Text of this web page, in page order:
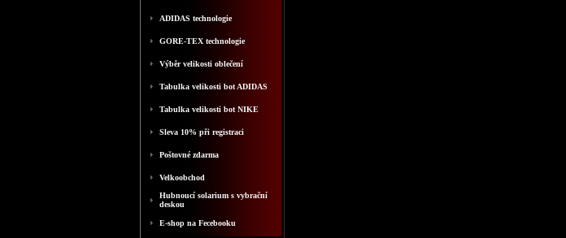
ADIDAS technologie
GORE-TEX technologie
Výběr velikosti oblečení
Tabulka velikosti bot ADIDAS
Tabulka velikosti bot NIKE
Sleva 10% při registraci
Poštovné zdarma
Velkoobchod
Hubnoucí solarium s vybrační
deskou
E-shop na Fecebooku